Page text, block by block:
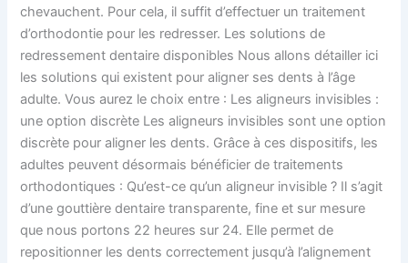
chevauchent. Pour cela, il suffit d’effectuer un traitement
d’orthodontie pour les redresser. Les solutions de
redressement dentaire disponibles Nous allons détailler ici
les solutions qui existent pour aligner ses dents à l’âge
adulte. Vous aurez le choix entre : Les aligneurs invisibles :
une option discrète Les aligneurs invisibles sont une option
discrète pour aligner les dents. Grâce à ces dispositifs, les
adultes peuvent désormais bénéficier de traitements
orthodontiques : Qu’est-ce qu’un aligneur invisible ? Il s’agit
d’une gouttière dentaire transparente, fine et sur mesure
que nous portons 22 heures sur 24. Elle permet de
repositionner les dents correctement jusqu’à l’alignement